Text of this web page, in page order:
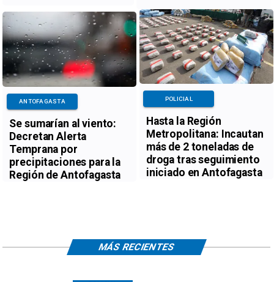
Se sumarían al viento:
Decretan Alerta
Temprana por
precipitaciones para la
Región de Antofagasta
ANTOFAGASTA
Hasta la Región
Metropolitana: Incautan
más de 2 toneladas de
droga tras seguimiento
iniciado en Antofagasta
POLICIAL
MÁS RECIENTES